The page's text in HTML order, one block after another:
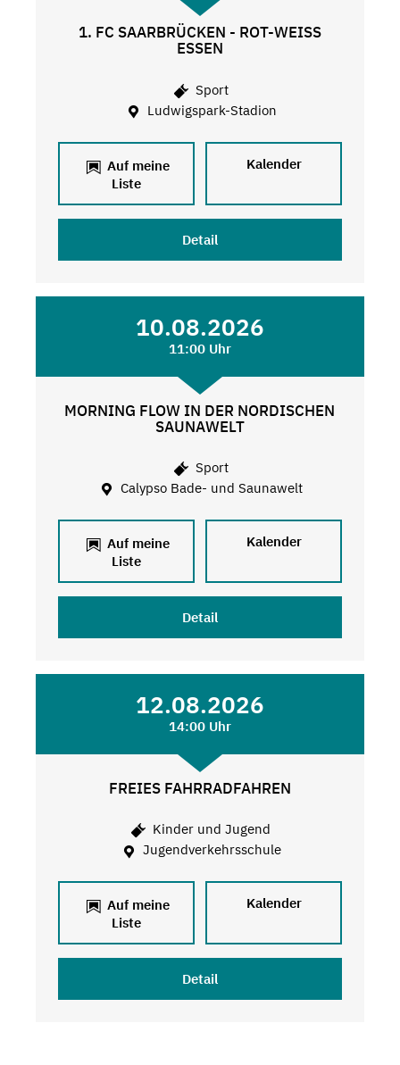
1. FC SAARBRÜCKEN - ROT-WEISS
ESSEN
Sport
Ludwigspark-Stadion
Auf meine
Liste
Kalender
Detail
10.08.2026
11:00 Uhr
MORNING FLOW IN DER NORDISCHEN
SAUNAWELT
Sport
Calypso Bade- und Saunawelt
Auf meine
Liste
Kalender
Detail
12.08.2026
14:00 Uhr
FREIES FAHRRADFAHREN
Kinder und Jugend
Jugendverkehrsschule
Auf meine
Liste
Kalender
Detail